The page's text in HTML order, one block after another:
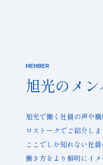
MEMBER
旭光のメ
旭光で働く社員の声や
ロストークでご紹介しま
ここでしか知れない社
働き方をより鮮明にイ